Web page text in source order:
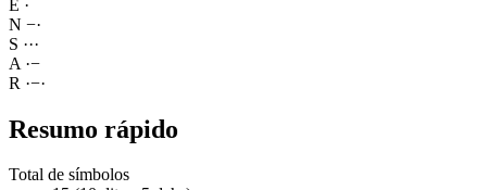
E ·
N −·
S ···
A ·−
R ·−·
Resumo rápido
Total de símbolos